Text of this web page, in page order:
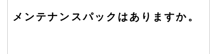
メンテナンスパックはありますか。